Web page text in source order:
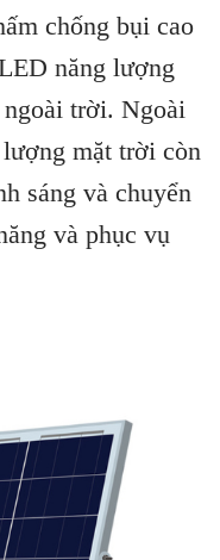
chống bụi cao
năng lượng
trời. Ngoài
mặt trời còn
sáng và chuyển
và phục vụ